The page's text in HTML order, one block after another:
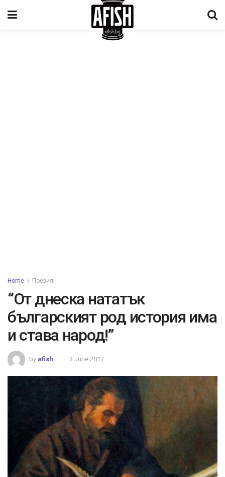
Home Поезия
“От днеска нататък
българският род история има
и става народ!”
by afish 3 June 2017